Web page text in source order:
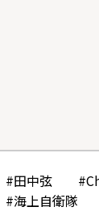
#田中弦
#海上自衛隊